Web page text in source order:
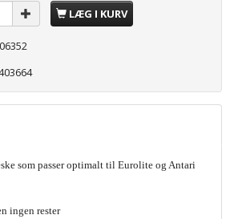
LÆG I KURV
som passer optimalt til Eurolite og Antari
ingen rester